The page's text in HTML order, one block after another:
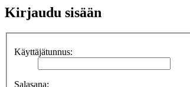
Kirjaudu sisään
Käyttäjätunnus:
Salasana: